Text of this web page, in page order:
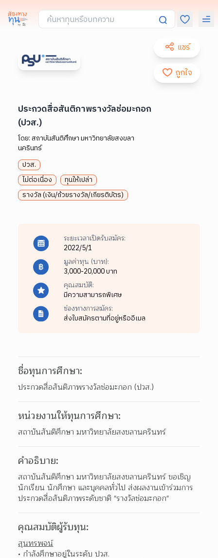
แชร์
ถูกใจ
ประกวดสื่อสันติภาพรางวัลช่อมะกอก
(ปวส.)
โดย:สถาบันสันติศึกษา มหาวิทยาลัยสงขลา
นครินทร์
ปวส.
ไม่ต่อเนื่อง
ทุนให้เปล่า
รางวัล (เงิน/ถ้วยรางวัล/เกียรติบัตร)
ระยะเวลาเปิดรับสมัคร:
2022/5/1
มูลค่าทุน (บาท):
3,000-20,000 บาท
คุณสมบัติ:
มีความสามารถพิเศษ
ช่องทางการสมัคร:
ส่งใบสมัครตามที่อยู่หรืออีเมล
ชื่อทุนการศึกษา:
ประกวดสื่อสันติภาพรางวัลช่อมะกอก (ปวส.)
หน่วยงานให้ทุนการศึกษา:
สถาบันสันติศึกษา มหาวิทยาลัยสงขลานครินทร์
คำอธิบาย:
สถาบันสันติศึกษา มหาวิทยาลัยสงขลานครินทร์ ขอเชิญ
นักเรียน นักศึกษา และบุคคลทั่วไป ส่งผลงานเข้าร่วมการ
ประกวดสื่อสันติภาพระดับชาติ "รางวัลช่อมะกอก"
คุณสมบัติผู้รับทุน:
สุนทรพจน์
กำลังศึกษาอยู่ในระดับ ปวส.